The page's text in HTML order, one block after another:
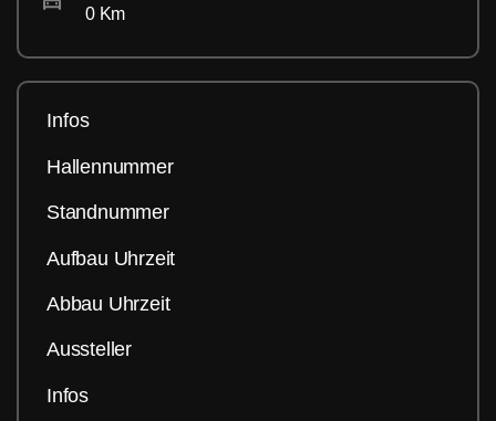
0 Km
Infos
Hallennummer
Standnummer
Aufbau Uhrzeit
Abbau Uhrzeit
Aussteller
Infos